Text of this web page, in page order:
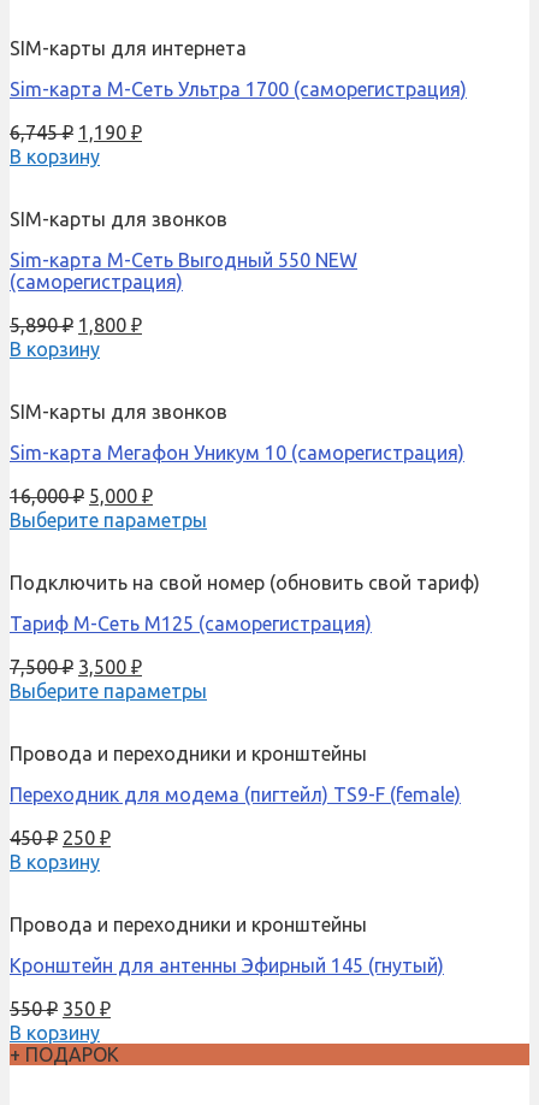
SIM-карты для интернета
Sim-карта М-Сеть Ультра 1700 (саморегистрация)
6,745₽ 1,190 ₽
В корзину
SIM-карты для звонков
Sim-карта М-Сеть Выгодный 550 NEW
(саморегистрация)
5,890₽ 1,800 ₽
В корзину
SIM-карты для звонков
Sim-карта Мегафон Уникум 10 (саморегистрация)
16,000₽ 5,000 ₽
Выберите параметры
Подключить на свой номер (обновить свой тариф)
Тариф М-Сеть M125 (саморегистрация)
7,500₽ 3,500 ₽
Выберите параметры
Провода и переходники и кронштейны
Переходник для модема (пигтейл) TS9-F (female)
450₽ 250 ₽
В корзину
Провода и переходники и кронштейны
Кронштейн для антенны Эфирный 145 (гнутый)
550₽ 350 ₽
В корзину
+ ПОДАРОК